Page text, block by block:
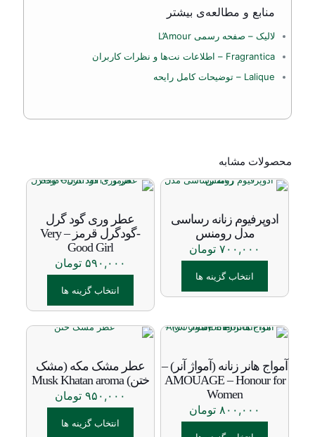
منابع و مطالعه‌ی بیشتر
لالیک – صفحه رسمی L’Amour
Fragrantica – اطلاعات نت‌ها و نظرات کاربران
Lalique – توضیحات کامل رایحه
محصولات مشابه
ادوپرفیوم زنانه رساسی
مدل رومنس
۷۰۰,۰۰۰ تومان
انتخاب گزینه ها
دارای
می
باشد.
گزینه
ها
ممکن
عطر وری گود گرل
-گودگرل قرمز – Very
Good Girl
۵۹۰,۰۰۰ تومان
انتخاب گزینه ها
محصول
مختلفی
می
باشد.
گزینه
ها
آمواج هانر زنانه (آمواژ آنر) –
AMOUAGE – Honour for
Women
۸۰۰,۰۰۰ تومان
عطر مشک مکه (مشک
ختن) Musk Khatan aroma
۹۵۰,۰۰۰ تومان
انتخاب گزینه ها